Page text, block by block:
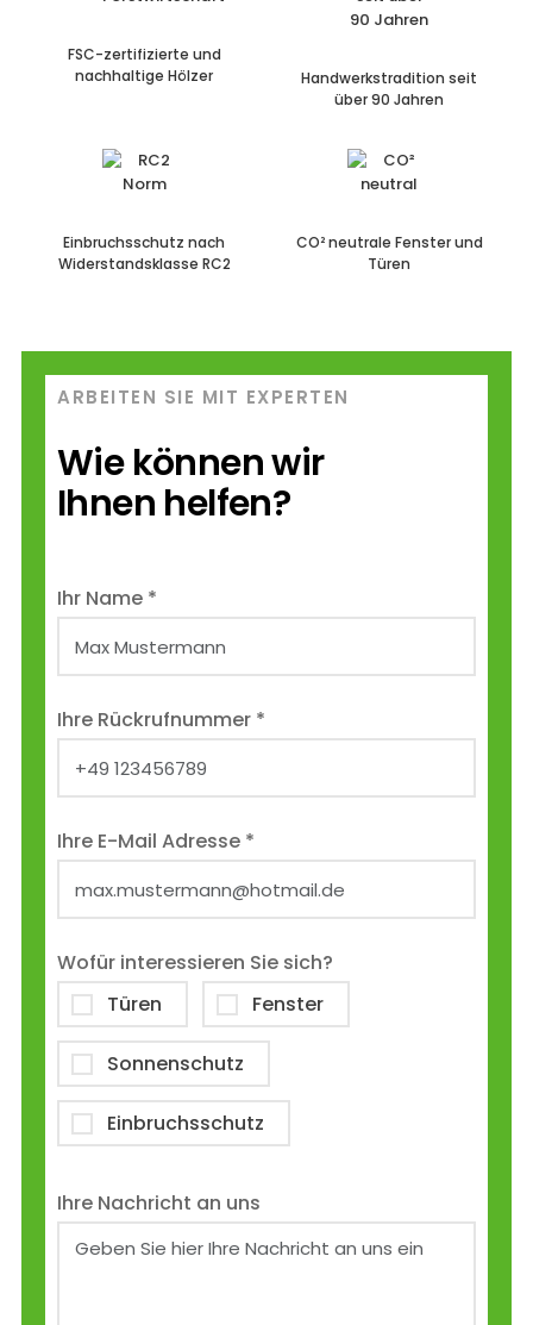
FSC-zertifizierte und
nachhaltige Hölzer
Handwerkstradition seit
über 90 Jahren
Einbruchsschutz nach
Widerstandsklasse RC2
CO² neutrale Fenster und
Türen
ARBEITEN SIE MIT EXPERTEN
Wie können wir
Ihnen helfen?
Ihr Name *
Ihre Rückrufnummer *
Ihre E-Mail Adresse *
Wofür interessieren Sie sich?
Türen
Fenster
Sonnenschutz
Einbruchsschutz
Ihre Nachricht an uns